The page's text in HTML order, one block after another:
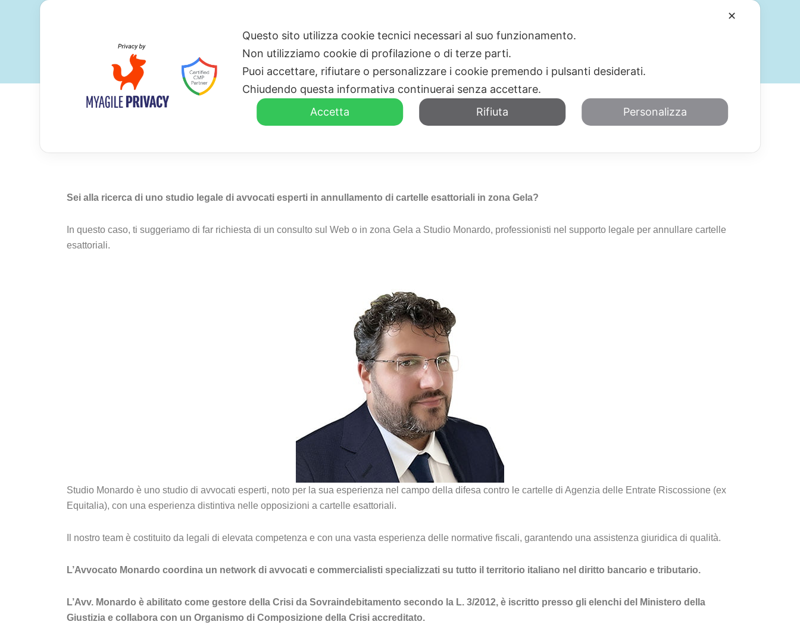
HOME CHI SIAMO SERVIZI
Sei alla ricerca di uno studio legale di avvocati esperti in annullamento di cartelle esattoriali in zona Gela?
In questo caso, ti suggeriamo di far richiesta di un consulto sul Web o in zona Gela a Studio Monardo, professionisti nel supporto legale per annullare cartelle
esattoriali.
Studio Monardo è uno studio di avvocati esperti, noto per la sua esperienza nel campo della difesa contro le cartelle di Agenzia delle Entrate Riscossione (ex
Equitalia), con una esperienza distintiva nelle opposizioni a cartelle esattoriali.
Il nostro team è costituito da legali di elevata competenza e con una vasta esperienza delle normative fiscali, garantendo una assistenza giuridica di qualità.
L’Avvocato Monardo coordina un network di avvocati e commercialisti specializzati su tutto il territorio italiano nel diritto bancario e tributario.
L’Avv. Monardo è abilitato come gestore della Crisi da Sovraindebitamento secondo la L. 3/2012, è iscritto presso gli elenchi del Ministero della
Giustizia e collabora con un Organismo di Composizione della Crisi accreditato.
✕
Questo sito utilizza cookie tecnici necessari al suo funzionamento.
Non utilizziamo cookie di profilazione o di terze parti.
Puoi accettare, rifiutare o personalizzare i cookie premendo i pulsanti desiderati.
Chiudendo questa informativa continuerai senza accettare.
Accetta
Rifiuta Personalizza